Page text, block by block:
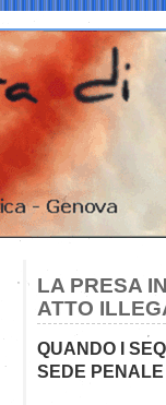
LA PRESA
ATTO
QUANDO I
SEDE